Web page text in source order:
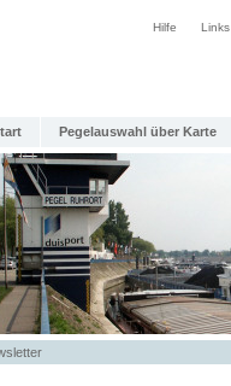
Hilfe Links
Pegelauswahl über Karte